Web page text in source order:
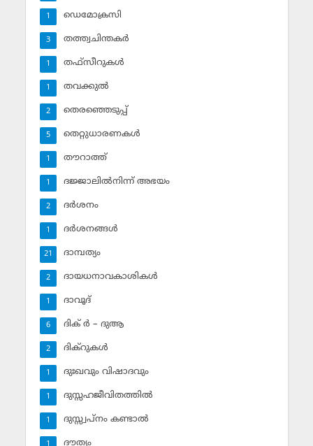
ഡെമോക്രസി
1
തത്ത്വചിന്തകര്‍
3
തഫ്‌സീറുകള്‍
1
തവക്കുല്‍
1
തെരഞ്ഞെടുപ്പ്
2
തെറ്റുധാരണകള്‍
5
തൗറാത്ത്
1
ദജ്ജാലില്‍നിന്ന് അഭയം
1
ദര്‍ശനം
2
ദര്‍ശനങ്ങള്‍
1
ദാമ്പത്യം
21
ദായധനാവകാശികള്‍
2
ദാവൂദ്‌
1
ദിക് ര്‍ – ദുആ
6
ദിക്‌റുകള്‍
2
ദുഃഖവും വിഷാദവും
1
ദുസ്സഹജീവിതത്തില്‍
1
ദുസ്സ്വപ്‌നം കണ്ടാല്‍
1
ദൗത്യം